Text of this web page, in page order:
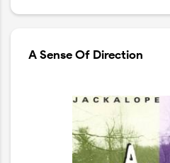
A Sense Of Direction